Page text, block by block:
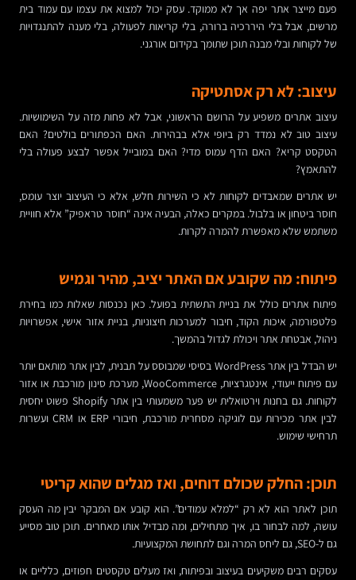
פעם מייצר אתר יפה אך לא ממוקד. עסק יכול למצוא את עצמו עם עמוד בית
מרשים, אבל בלי היררכיה ברורה, בלי קריאות לפעולה, בלי מענה להתנגדויות
של לקוחות ובלי מבנה תוכן שתומך בקידום אורגני.
עיצוב: לא רק אסתטיקה
עיצוב אתרים משפיע על הרושם הראשוני, אבל לא פחות מזה על השימושיות.
עיצוב טוב לא נמדד רק ביופי אלא בבהירות. האם הכפתורים בולטים? האם
הטקסט קריא? האם הדף עמוס מדי? האם במובייל אפשר לבצע פעולה בלי
להתאמץ?
יש אתרים שמאבדים לקוחות לא כי השירות חלש, אלא כי העיצוב יוצר עומס,
חוסר ביטחון או בלבול. במקרים כאלה, הבעיה אינה “חוסר טראפיק” אלא חוויית
משתמש שלא מאפשרת להמרה לקרות.
פיתוח: מה שקובע אם האתר יציב, מהיר וגמיש
פיתוח אתרים כולל את בניית התשתית בפועל. כאן נכנסות שאלות כמו בחירת
פלטפורמה, איכות הקוד, חיבור למערכות חיצוניות, בניית אזור אישי, אפשרויות
ניהול, אבטחת אתר ויכולת לגדול בהמשך.
יש הבדל בין אתר WordPress בסיסי שמבוסס על תבנית, לבין אתר מותאם יותר
עם פיתוח ייעודי, אינטגרציות, WooCommerce, מערכת סינון מורכבת או אזור
לקוחות. גם בחנות וירטואלית יש פער משמעותי בין אתר Shopify פשוט יחסית
לבין אתר מכירות עם לוגיקה מסחרית מורכבת, חיבורי ERP או CRM ועשרות
תרחישי שימוש.
תוכן: החלק שכולם דוחים, ואז מגלים שהוא קריטי
תוכן לאתר הוא לא רק “למלא עמודים”. הוא קובע אם המבקר יבין מה העסק
עושה, למה לבחור בו, איך מתחילים, ומה מבדיל אותו מאחרים. תוכן טוב מסייע
גם ל-SEO, גם ליחס המרה וגם לתחושת המקצועיות.
עסקים רבים משקיעים בעיצוב ובפיתוח, ואז מעלים טקסטים חפוזים, כלליים או